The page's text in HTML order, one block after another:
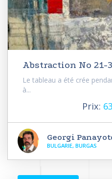
Abstraction No 21-3
Le tableau a été crée
à...
Prix:
Georgi
BULGARIE, BURGAS